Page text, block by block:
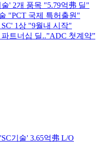
' 2개 품목 "5.79억弗 딜"
"PCT 국제 특허출원"
1상 "9월내 시작"
트너십 딜..”ADC 첫계약”
기술' 3.65억弗 L/O